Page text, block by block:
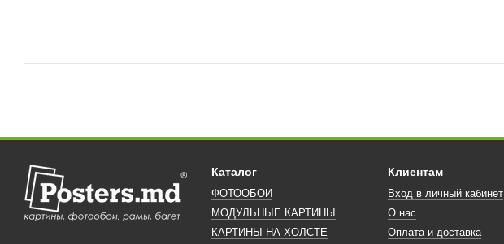
Каталог
ФОТООБОИ
МОДУЛЬНЫЕ КАРТИНЫ
КАРТИНЫ НА ХОЛСТЕ
Клиентам
Вход в личный кабинет
О нас
Оплата и доставка